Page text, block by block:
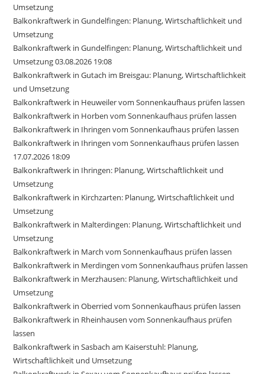
Umsetzung
Balkonkraftwerk in Gundelfingen: Planung, Wirtschaftlichkeit und
Umsetzung
Balkonkraftwerk in Gundelfingen: Planung, Wirtschaftlichkeit und
Umsetzung 03.08.2026 19:08
Balkonkraftwerk in Gutach im Breisgau: Planung, Wirtschaftlichkeit
und Umsetzung
Balkonkraftwerk in Heuweiler vom Sonnenkaufhaus prüfen lassen
Balkonkraftwerk in Horben vom Sonnenkaufhaus prüfen lassen
Balkonkraftwerk in Ihringen vom Sonnenkaufhaus prüfen lassen
Balkonkraftwerk in Ihringen vom Sonnenkaufhaus prüfen lassen
17.07.2026 18:09
Balkonkraftwerk in Ihringen: Planung, Wirtschaftlichkeit und
Umsetzung
Balkonkraftwerk in Kirchzarten: Planung, Wirtschaftlichkeit und
Umsetzung
Balkonkraftwerk in Malterdingen: Planung, Wirtschaftlichkeit und
Umsetzung
Balkonkraftwerk in March vom Sonnenkaufhaus prüfen lassen
Balkonkraftwerk in Merdingen vom Sonnenkaufhaus prüfen lassen
Balkonkraftwerk in Merzhausen: Planung, Wirtschaftlichkeit und
Umsetzung
Balkonkraftwerk in Oberried vom Sonnenkaufhaus prüfen lassen
Balkonkraftwerk in Rheinhausen vom Sonnenkaufhaus prüfen
lassen
Balkonkraftwerk in Sasbach am Kaiserstuhl: Planung,
Wirtschaftlichkeit und Umsetzung